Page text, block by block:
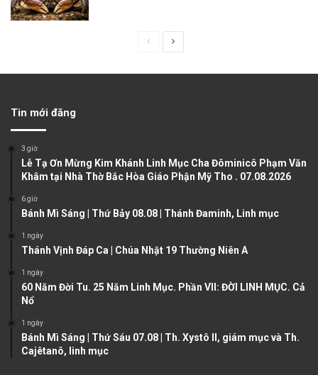
u
s
g
e
Tin mới đăng
3 giờ
Lễ Tạ Ơn Mừng Kim Khánh Linh Mục Cha Đôminicô Phạm Văn
Khâm tại Nhà Thờ Bắc Hòa Giáo Phận Mỹ Tho . 07.08.2026
6 giờ
Bánh Mì Sáng | Thứ Bảy 08.08 | Thánh Đaminh, Linh mục
1 ngày
Thánh Vịnh Đáp Ca | Chúa Nhật 19 Thường Niên A
1 ngày
60 Năm Đời Tu. 25 Năm Linh Mục. Phần VII: ĐỜI LINH MỤC. Cả
Nổ
1 ngày
Bánh Mì Sáng | Thứ Sáu 07.08 | Th. Xystô II, giám mục và Th.
Cajêtanô, linh mục